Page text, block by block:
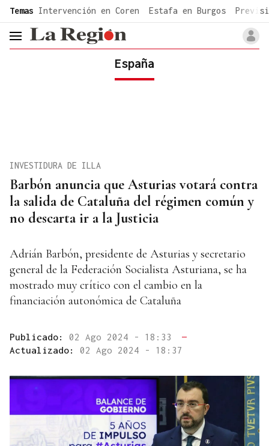
common.go-to-content
Temas Intervención en Coren Estafa en Burgos
header.menu.open
España
Barbón anuncia que Asturias votará contra
la salida de Cataluña del régimen común y
no descarta ir a la Justicia
INVESTIDURA DE ILLA
Adrián Barbón, presidente de Asturias y secretario
general de la Federación Socialista Asturiana, se ha
mostrado muy crítico con el cambio en la
financiación autonómica de Cataluña
Publicado: 02 Ago 2024 - 18:33
—
Actualizado: 02 Ago 2024 - 18:37